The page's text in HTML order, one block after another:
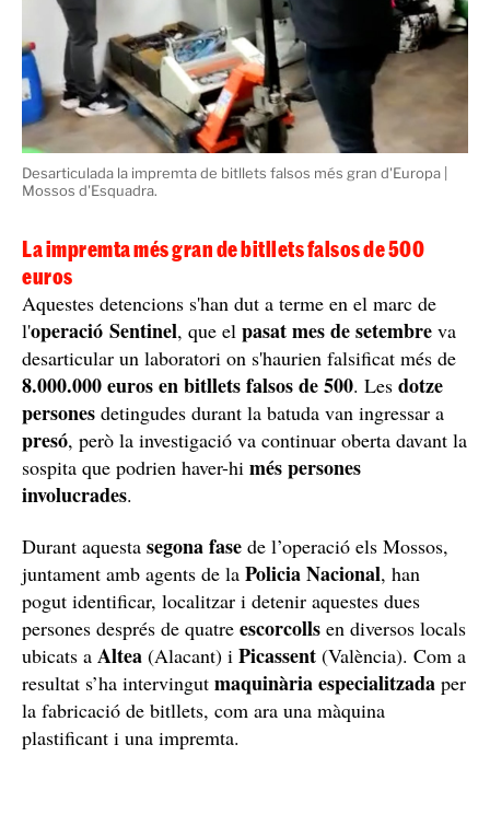
Desarticulada la impremta de bitllets falsos més gran d'Europa |
Mossos d'Esquadra.
La impremta més gran de bitllets falsos de 500
euros
Aquestes detencions s'han dut a terme en el marc de
l'operació Sentinel, que el pasat mes de setembre va
desarticular un laboratori on s'haurien falsificat més de
8.000.000 euros en bitllets falsos de 500. Les dotze
persones detingudes durant la batuda van ingressar a
presó, però la investigació va continuar oberta davant la
sospita que podrien haver-hi més persones
involucrades.
Durant aquesta segona fase de l’operació els Mossos,
juntament amb agents de la Policia Nacional, han
pogut identificar, localitzar i detenir aquestes dues
persones després de quatre escorcolls en diversos locals
ubicats a Altea (Alacant) i Picassent (València). Com a
resultat s’ha intervingut maquinària especialitzada per
la fabricació de bitllets, com ara una màquina
plastificant i una impremta.